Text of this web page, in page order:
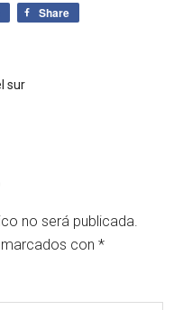
Share
sur
no será publicada.
marcados con*